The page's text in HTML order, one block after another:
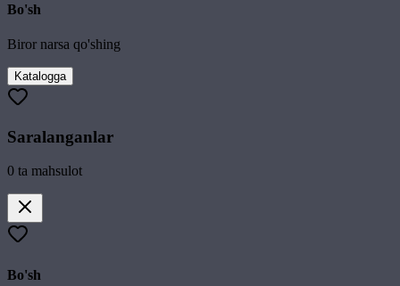
Bo'sh
Biror narsa qo'shing
Katalogga
Saralanganlar
0 ta mahsulot
Bo'sh